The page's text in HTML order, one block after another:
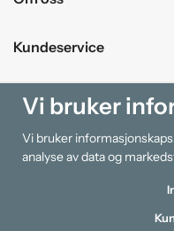
Kundeservice
Kjøpesenter
Information
Vi bruker
Vi bruker
analyse av data og